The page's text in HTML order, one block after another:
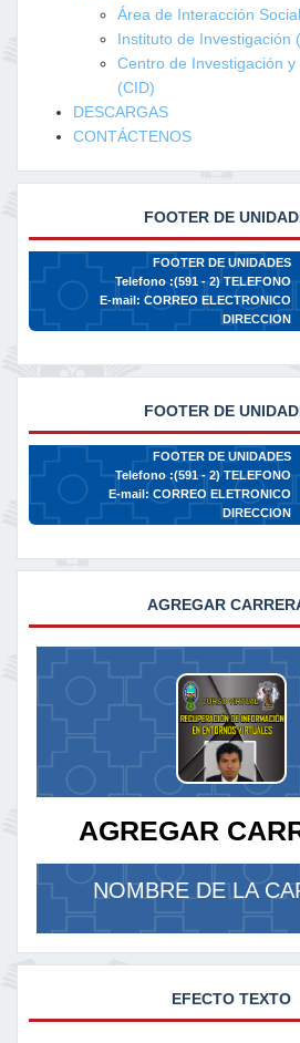
Área de Interacción Social
Instituto de Investigación
Centro de Investigación
(CID)
DESCARGAS
CONTÁCTENOS
FOOTER DE
FOOTER DE UNIDADES
Telefono :(591 - 2)TELEFONO
E-mail: CORREO ELECTRONICO
DIRECCION
FOOTER DE
FOOTER DE UNIDADES
Telefono :(591 - 2)TELEFONO
E-mail:CORREO ELETRONICO
DIRECCION
AGREGAR
AGREGAR
NOMBRE DE LA
EFECTO TEXTO